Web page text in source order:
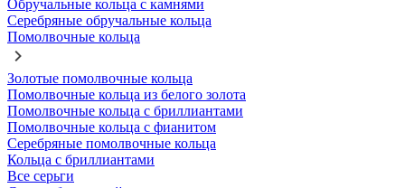
Обручальные кольца с камнями
Серебряные обручальные кольца
Помолвочные кольца
Золотые помолвочные кольца
Помолвочные кольца из белого золота
Помолвочные кольца с бриллиантами
Помолвочные кольца с фианитом
Серебряные помолвочные кольца
Кольца с бриллиантами
Все серьги